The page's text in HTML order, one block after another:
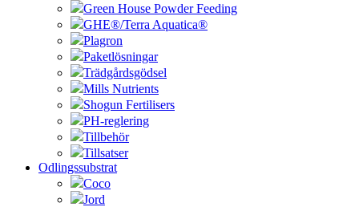
Green House Powder Feeding
GHE®/Terra Aquatica®
Plagron
Paketlösningar
Trädgårdsgödsel
Mills Nutrients
Shogun Fertilisers
PH-reglering
Tillbehör
Tillsatser
Odlingssubstrat
Coco
Jord